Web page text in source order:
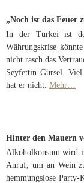
„Noch ist das Feuer
In der Türkei ist
Währungskrise
nicht rasch das
Seyfettin Gürsel.
hat er nicht. Mehr…
Hinter den Mauern
Alkoholkonsum wird
Anruf, um an Wein
hemmungslose